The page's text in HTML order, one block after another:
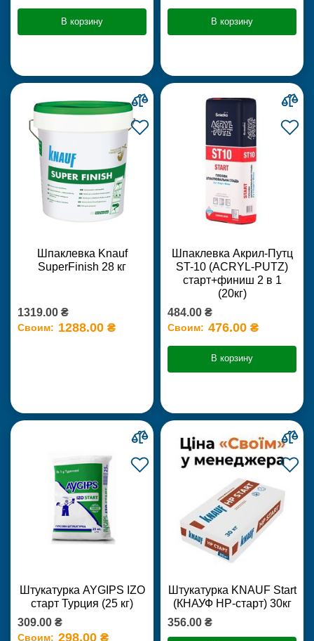
В корзину В корзину
Шпаклевка Knauf
SuperFinish 28 кг
1319.00 ₴
Своим: 1288.00 ₴
Шпаклевка Акрил-Путц
ST-10 (ACRYL-PUTZ)
старт+финиш 2 в 1
(20кг)
484.00 ₴
Своим: 476.00 ₴
В корзину
Штукатурка AYGIPS IZO
старт Турция (25 кг)
309.00 ₴
Своим: 298.00 ₴
Штукатурка KNAUF Start
(КНАУФ НР-старт) 30кг
356.00 ₴